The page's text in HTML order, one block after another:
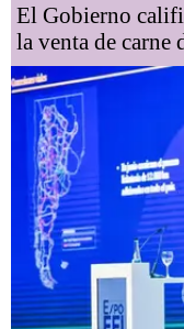
El Gobierno
la venta de carne